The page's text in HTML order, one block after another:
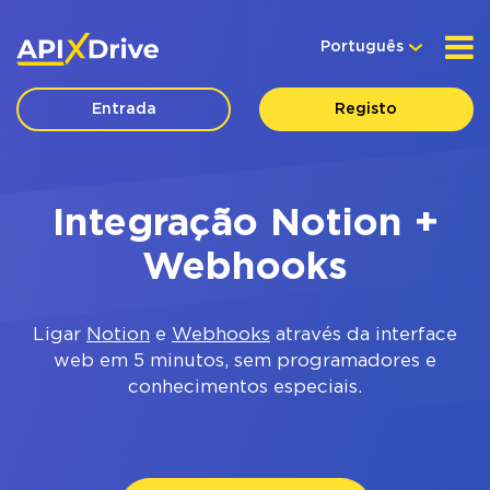
Português
Entrada Registo
Integração Notion +
Webhooks
Ligar Notion e Webhooks através da interface
web em 5 minutos, sem programadores e
conhecimentos especiais.